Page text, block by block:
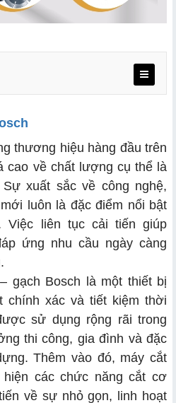
thương hiệu hàng đầu trên
cao về chất lượng cụ thể là
xuất sắc về công nghệ,
luôn là đặc điểm nổi bật
Việc liên tục cải tiến giúp
ứng nhu cầu ngày càng
gạch Bosch là một thiết bị
chính xác và tiết kiệm thời
sử dụng rộng rãi trong
thi công, gia đình và đặc
Thêm vào đó, máy cắt
hiện các chức năng cắt cơ
về sự nhỏ gọn, linh hoạt